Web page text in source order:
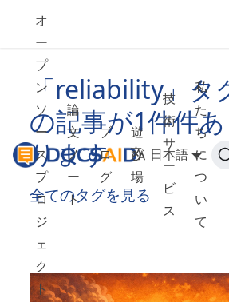
オ
ー
プ
ン
ソ
ー
ス
プ
ロ
ジ
ェ
ク
ト
論
文
ノ
ー
ト
ブ
ロ
グ
遊
び
場
技
術
サ
ー
ビ
ス
私
た
ち
に
つ
い
て
日本語
「reliability」タ
の記事が1件件あ
ります
全てのタグを見る